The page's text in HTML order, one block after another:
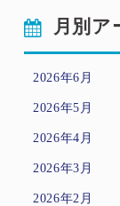
月別ア
2026年6月
2026年5月
2026年4月
2026年3月
2026年2月